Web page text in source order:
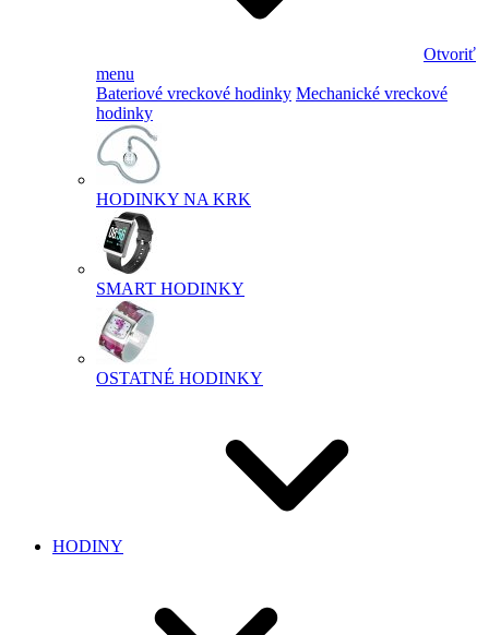
Otvoriť
menu
Bateriové vreckové hodinky Mechanické vreckové
hodinky
HODINKY NA KRK
SMART HODINKY
OSTATNÉ HODINKY
HODINY